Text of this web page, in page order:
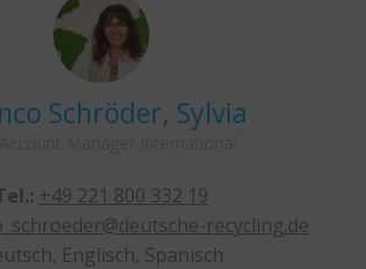
Schröder, Sylvia
+49 221 800 332 19
recycling.de
Englisch, Spanisch